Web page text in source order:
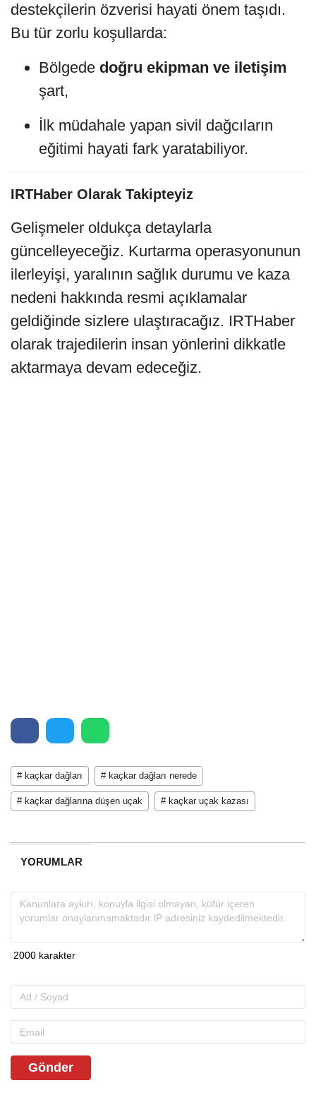
destekçilerin özverisi hayati önem taşıdı.
Bu tür zorlu koşullarda:
Bölgede doğru ekipman ve iletişim
şart,
İlk müdahale yapan sivil dağcıların
eğitimi hayati fark yaratabiliyor.
IRTHaber Olarak Takipteyiz
Gelişmeler oldukça detaylarla
güncelleyeceğiz. Kurtarma operasyonunun
ilerleyişi, yaralının sağlık durumu ve kaza
nedeni hakkında resmi açıklamalar
geldiğinde sizlere ulaştıracağız. IRTHaber
olarak trajedilerin insan yönlerini dikkatle
aktarmaya devam edeceğiz.
# kaçkar dağları # kaçkar dağları nerede
# kaçkar dağlarına düşen uçak # kaçkar uçak kazası
YORUMLAR
Gönder